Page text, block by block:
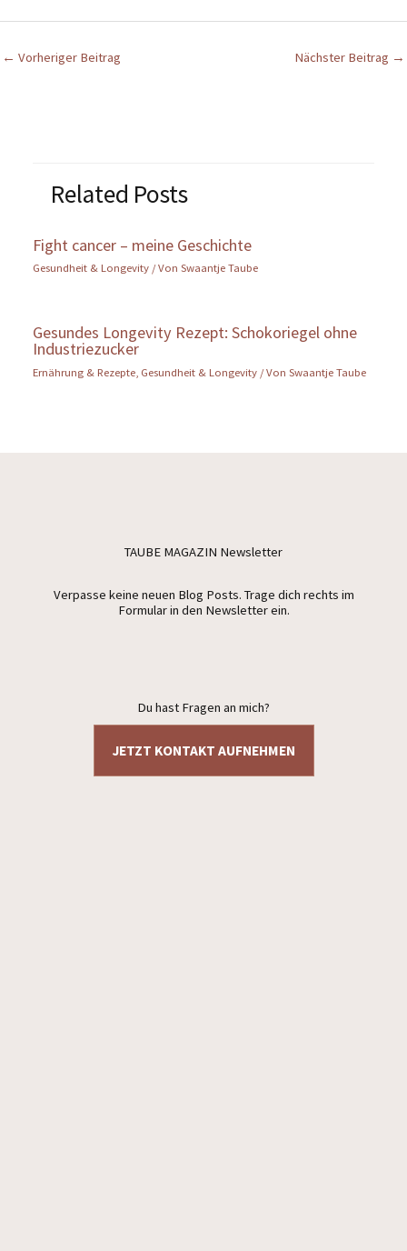
← Vorheriger Beitrag Nächster Beitrag →
Related Posts
Fight cancer – meine Geschichte
Gesundheit & Longevity / VonSwaantje Taube
Gesundes Longevity Rezept: Schokoriegel ohne
Industriezucker
Ernährung & Rezepte Gesundheit & Longevity / VonSwaantje Taube
TAUBE MAGAZIN Newsletter
Verpasse keine neuen Blog Posts. Trage dich rechts im
Formular in den Newsletter ein.
Du hast Fragen an mich?
JETZT KONTAKT AUFNEHMEN